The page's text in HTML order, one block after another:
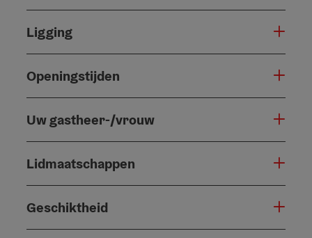
Ligging
Openingstijden
Uw gastheer-/vrouw
Lidmaatschappen
Geschiktheid